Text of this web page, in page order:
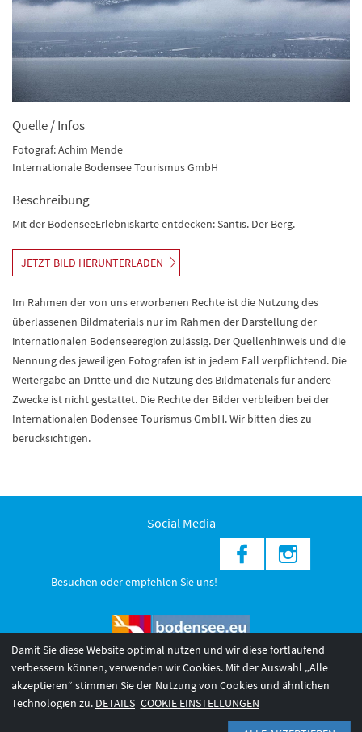
Quelle / Infos
Fotograf: Achim Mende
Internationale Bodensee Tourismus GmbH
Beschreibung
Mit der BodenseeErlebniskarte entdecken: Säntis. Der Berg.
JETZT BILD HERUNTERLADEN
Im Rahmen der von uns erworbenen Rechte ist die Nutzung des
überlassenen Bildmaterials nur im Rahmen der Darstellung der
internationalen Bodenseeregion zulässig. Der Quellenhinweis und die
Nennung des jeweiligen Fotografen ist in jedem Fall verpflichtend. Die
Weitergabe an Dritte und die Nutzung des Bildmaterials für andere
Zwecke ist nicht gestattet. Die Rechte der Bilder verbleiben bei der
Internationalen Bodensee Tourismus GmbH. Wir bitten dies zu
berücksichtigen.
Social Media
Besuchen oder empfehlen Sie uns!
© 2026 Internationale Bodensee Tourismus GmbH
Damit Sie diese Website optimal nutzen und wir diese fortlaufend
verbessern können, verwenden wir Cookies. Mit der Auswahl „Alle
akzeptieren“ stimmen Sie der Nutzung von Cookies und ähnlichen
Technologien zu. DETAILS COOKIE EINSTELLUNGEN